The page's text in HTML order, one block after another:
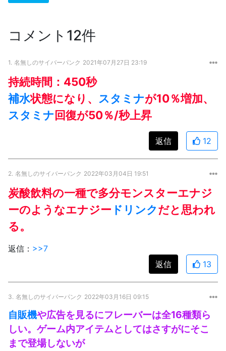
コメント12件
1. 名無しのサイバーパンク 2021年07月27日 23:19
持続時間：450秒
補水状態になり、 スタミナが10％増加、
スタミナ 回復が50％/秒上昇
返信 12
2. 名無しのサイバーパンク 2022年03月04日 19:51
炭酸飲料の一種で多分モンスターエナジ
ーのようなエナジー ドリンクだと思われ
る。
返信： >>7
返信
13
3. 名無しのサイバーパンク 2022年03月16日 09:15
自販機や広告を見るにフレーバーは全16種類ら
しい。ゲーム内アイテムとしてはさすがにそこ
まで登場しないが